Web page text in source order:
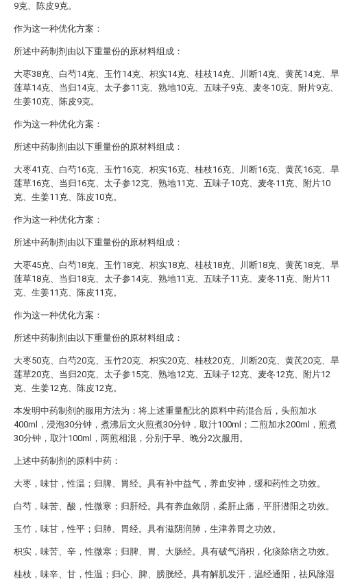
9克、陈皮9克。
作为这一种优化方案：
所述中药制剂由以下重量份的原材料组成：
大枣38克、白芍14克、玉竹14克、枳实14克、桂枝14克、川断14克、黄芪14克、旱
莲草14克、当归14克、太子参11克、熟地10克、五味子9克、麦冬10克、附片9克、
生姜10克、陈皮9克。
作为这一种优化方案：
所述中药制剂由以下重量份的原材料组成：
大枣41克、白芍16克、玉竹16克、枳实16克、桂枝16克、川断16克、黄芪16克、旱
莲草16克、当归16克、太子参12克、熟地11克、五味子10克、麦冬11克、附片10
克、生姜11克、陈皮10克。
作为这一种优化方案：
所述中药制剂由以下重量份的原材料组成：
大枣45克、白芍18克、玉竹18克、枳实18克、桂枝18克、川断18克、黄芪18克、旱
莲草18克、当归18克、太子参14克、熟地11克、五味子11克、麦冬11克、附片11
克、生姜11克、陈皮11克。
作为这一种优化方案：
所述中药制剂由以下重量份的原材料组成：
大枣50克、白芍20克、玉竹20克、枳实20克、桂枝20克、川断20克、黄芪20克、旱
莲草20克、当归20克、太子参15克、熟地12克、五味子12克、麦冬12克、附片12
克、生姜12克、陈皮12克。
本发明中药制剂的服用方法为：将上述重量配比的原料中药混合后，头煎加水
400ml，浸泡30分钟，煮沸后文火煎煮30分钟，取汁100ml；二煎加水200ml，煎煮
30分钟，取汁100ml，两煎相混，分别于早、晚分2次服用。
上述中药制剂的原料中药：
大枣，味甘，性温；归脾、胃经。具有补中益气，养血安神，缓和药性之功效。
白芍，味苦、酸，性微寒；归肝经。具有养血敛阴，柔肝止痛，平肝潜阳之功效。
玉竹，味甘，性平；归肺、胃经。具有滋阴润肺，生津养胃之功效。
枳实，味苦、辛，性微寒；归脾、胃、大肠经。具有破气消积，化痰除痞之功效。
桂枝，味辛、甘，性温；归心、脾、膀胱经。具有解肌发汗，温经通阳，祛风除湿